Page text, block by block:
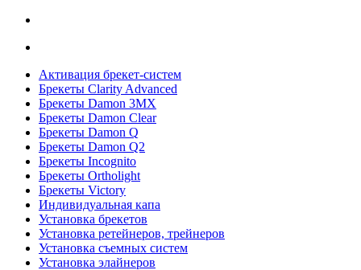
Активация брекет-систем
Брекеты Clarity Advanced
Брекеты Damon 3MX
Брекеты Damon Clear
Брекеты Damon Q
Брекеты Damon Q2
Брекеты Incognito
Брекеты Ortholight
Брекеты Victory
Индивидуальная капа
Установка брекетов
Установка ретейнеров, трейнеров
Установка съемных систем
Установка элайнеров